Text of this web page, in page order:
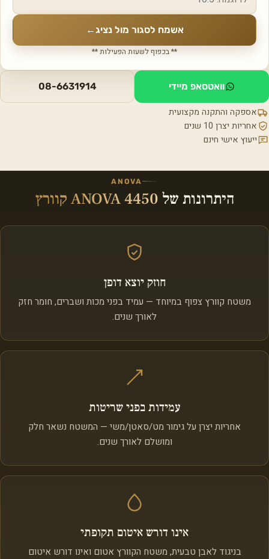
אשמח לסגור מול נציג←
** בכפוף לשעות הפעילות **
וואטסאפ מיידי 08-6631914
אספקה והתקנה מקצועית
אחריות יצרן 10 שנים
ייעוץ אישי חינם
ANOVA
היתרונות של ANOVA 4450 קוורץ
חוזק יוצא דופן
משטח קוורץ צפוף במיוחד — עמיד בפני מכות ושברים, חומר חזק
לאורך שנים.
עמידות בפני שריטות
אחריות יצרן על גימור מט/סאטן/משי — המשטח נשאר חלק
ומושלם לאורך שנים.
אינו דורש איטום תקופתי
בניגוד לאבן טבעית, משטח הקוורץ אטום ואינו דורש איטום